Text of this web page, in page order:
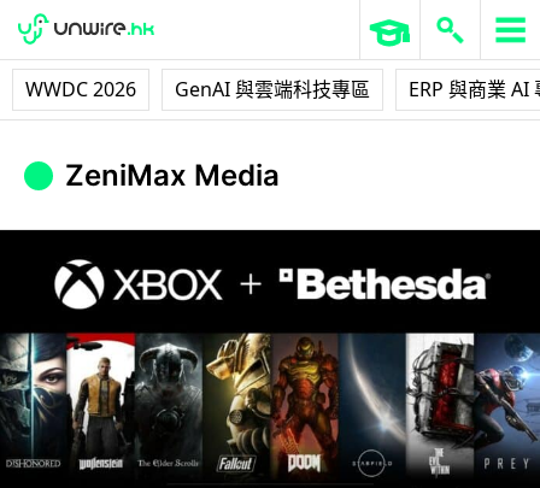
WWDC 2026 GenAI 與雲端科技專區 ERP 與商業 AI
ZeniMax Media